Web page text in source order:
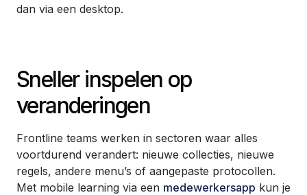
dan via een desktop.
Sneller inspelen op
veranderingen
Frontline teams werken in sectoren waar alles
voortdurend verandert: nieuwe collecties, nieuwe
regels, andere menu’s of aangepaste protocollen.
Met mobile learning via een medewerkersapp kun je